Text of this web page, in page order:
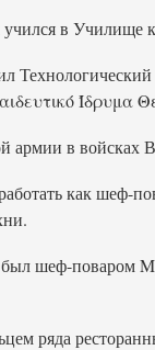
в Училище
Ίδρυμα
армии в войсках
как шеф-
шеф-поваром
ряда